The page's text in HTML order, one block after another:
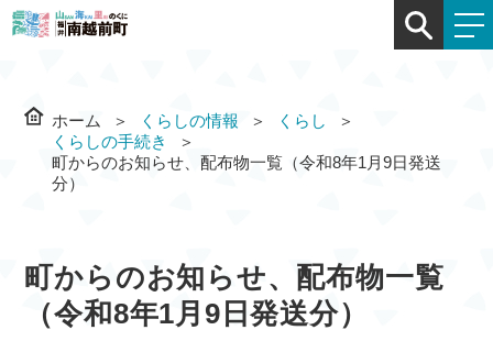
ホーム くらしの情報
くらし
くらしの手続き
町からのお知らせ、配布物一覧（令和8年1月9日発送
分）
町からのお知らせ、配布物一覧
（令和8年1月9日発送分）